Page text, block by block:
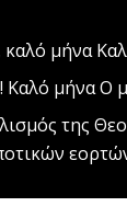
καλό μήνα
Καλό μήναΟ
της